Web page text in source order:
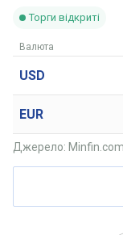
Торги відкриті
Валюта
USD
EUR
Джерело: